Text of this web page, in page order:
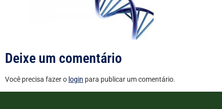
Deixe um comentário
Você precisa fazer o login para publicar um comentário.